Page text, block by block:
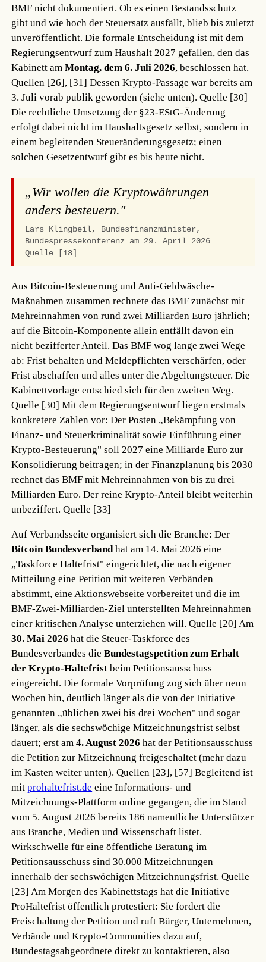
BMF nicht dokumentiert. Ob es einen Bestandsschutz
gibt und wie hoch der Steuersatz ausfällt, blieb bis zuletzt
unveröffentlicht. Die formale Entscheidung ist mit dem
Regierungsentwurf zum Haushalt 2027 gefallen, den das
Kabinett amMontag, dem 6. Juli 2026, beschlossen hat.
Quellen [26], [31] Dessen Krypto-Passage war bereits am
3. Juli vorab publik geworden (siehe unten).Quelle [30]
Die rechtliche Umsetzung der §23-EStG-Änderung
erfolgt dabei nicht im Haushaltsgesetz selbst, sondern in
einem begleitenden Steueränderungsgesetz; einen
solchen Gesetzentwurf gibt es bis heute nicht.
„Wir wollen die Kryptowährungen
anders besteuern."
Lars Klingbeil, Bundesfinanzminister,
Bundespressekonferenz am 29. April 2026
Quelle [18]
Aus Bitcoin-Besteuerung und Anti-Geldwäsche-
Maßnahmen zusammen rechnete das BMF zunächst mit
Mehreinnahmen von rund zwei Milliarden Euro jährlich;
auf die Bitcoin-Komponente allein entfällt davon ein
nicht bezifferter Anteil. Das BMF wog lange zwei Wege
ab: Frist behalten und Meldepflichten verschärfen, oder
Frist abschaffen und alles unter die Abgeltungsteuer. Die
Kabinettvorlage entschied sich für den zweiten Weg.
Quelle [30] Mit dem Regierungsentwurf liegen erstmals
konkretere Zahlen vor: Der Posten „Bekämpfung von
Finanz- und Steuerkriminalität sowie Einführung einer
Krypto-Besteuerung" soll 2027 eine Milliarde Euro zur
Konsolidierung beitragen; in der Finanzplanung bis 2030
rechnet das BMF mit Mehreinnahmen von bis zu drei
Milliarden Euro. Der reine Krypto-Anteil bleibt weiterhin
unbeziffert.Quelle [33]
Auf Verbandsseite organisiert sich die Branche: Der
Bitcoin Bundesverbandhat am 14. Mai 2026 eine
„Taskforce Haltefrist" eingerichtet, die nach eigener
Mitteilung eine Petition mit weiteren Verbänden
abstimmt, eine Aktionswebseite vorbereitet und die im
BMF-Zwei-Milliarden-Ziel unterstellten Mehreinnahmen
einer kritischen Analyse unterziehen will.Quelle [20] Am
30. Mai 2026 hat die Steuer-Taskforce des
Bundesverbandes dieBundestagspetition zum Erhalt
der Krypto-Haltefrist beim Petitionsausschuss
eingereicht. Die formale Vorprüfung zog sich über neun
Wochen hin, deutlich länger als die von der Initiative
genannten „üblichen zwei bis drei Wochen" und sogar
länger, als die sechswöchige Mitzeichnungsfrist selbst
dauert; erst am4. August 2026 hat der Petitionsausschuss
die Petition zur Mitzeichnung freigeschaltet (mehr dazu
im Kasten weiter unten).Quellen [23], [57] Begleitend ist
mitprohaltefrist.de eine Informations- und
Mitzeichnungs-Plattform online gegangen, die im Stand
vom 5. August 2026 bereits 186 namentliche Unterstützer
aus Branche, Medien und Wissenschaft listet.
Wirkschwelle für eine öffentliche Beratung im
Petitionsausschuss sind 30.000 Mitzeichnungen
innerhalb der sechswöchigen Mitzeichnungsfrist.Quelle
[23] Am Morgen des Kabinettstags hat die Initiative
ProHaltefrist öffentlich protestiert: Sie fordert die
Freischaltung der Petition und ruft Bürger, Unternehmen,
Verbände und Krypto-Communities dazu auf,
Bundestagsabgeordnete direkt zu kontaktieren, also